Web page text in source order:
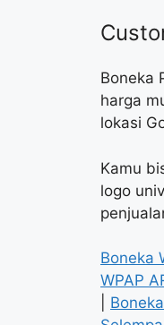
Boneka
harga
lokasi
Kamu
logo
Boneka
WPAP